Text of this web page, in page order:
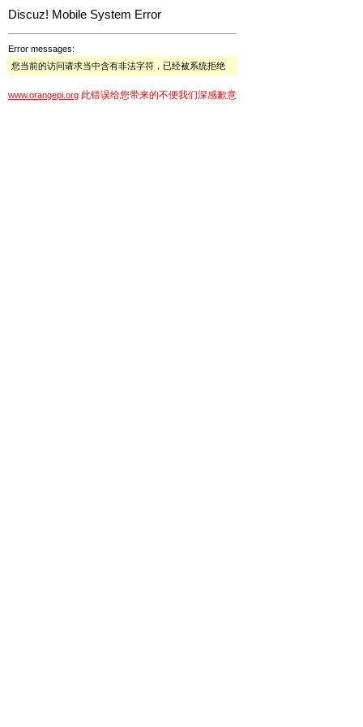
Discuz! Mobile System Error
Error messages:
您当前的访问请求当中含有非法字符，已经被系统拒绝
www.orangepi.org 此错误给您带来的不便我们深感歉意